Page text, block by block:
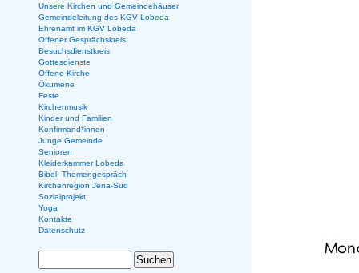
Unsere Kirchen und Gemeindehäuser
Gemeindeleitung des KGV Lobeda
Ehrenamt im KGV Lobeda
Offener Gesprächskreis
Besuchsdienstkreis
Gottesdienste
Offene Kirche
Ökumene
Feste
Kirchenmusik
Kinder und Familien
Konfirmand*innen
Junge Gemeinde
Senioren
Kleiderkammer Lobeda
Bibel- Themengespräch
Kirchenregion Jena-Süd
Sozialprojekt
Yoga
Kontakte
Datenschutz